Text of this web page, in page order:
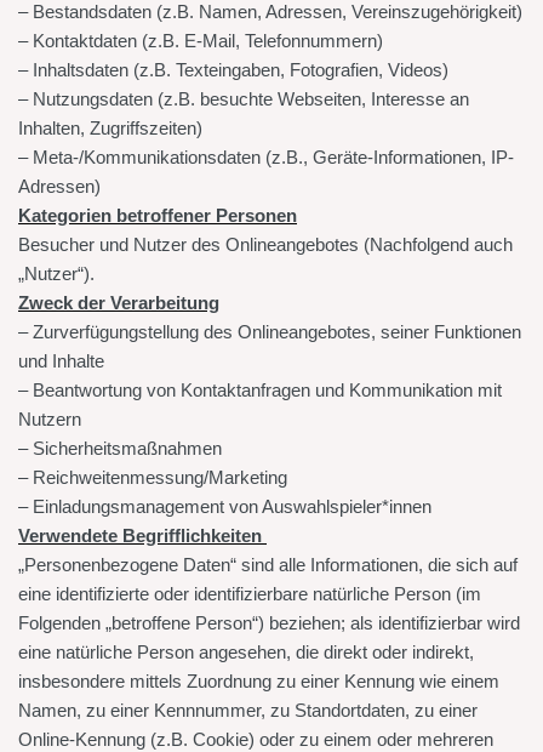
– Bestandsdaten (z.B. Namen, Adressen, Vereinszugehörigkeit)
– Kontaktdaten (z.B. E-Mail, Telefonnummern)
– Inhaltsdaten (z.B. Texteingaben, Fotografien, Videos)
– Nutzungsdaten (z.B. besuchte Webseiten, Interesse an
Inhalten, Zugriffszeiten)
– Meta-/Kommunikationsdaten (z.B., Geräte-Informationen, IP-
Adressen)
Kategorien betroffener Personen
Besucher und Nutzer des Onlineangebotes (Nachfolgend auch
„Nutzer“).
Zweck der Verarbeitung
– Zurverfügungstellung des Onlineangebotes, seiner Funktionen
und Inhalte
– Beantwortung von Kontaktanfragen und Kommunikation mit
Nutzern
– Sicherheitsmaßnahmen
– Reichweitenmessung/Marketing
– Einladungsmanagement von Auswahlspieler*innen
Verwendete Begrifflichkeiten
„Personenbezogene Daten“ sind alle Informationen, die sich auf
eine identifizierte oder identifizierbare natürliche Person (im
Folgenden „betroffene Person“) beziehen; als identifizierbar wird
eine natürliche Person angesehen, die direkt oder indirekt,
insbesondere mittels Zuordnung zu einer Kennung wie einem
Namen, zu einer Kennnummer, zu Standortdaten, zu einer
Online-Kennung (z.B. Cookie) oder zu einem oder mehreren